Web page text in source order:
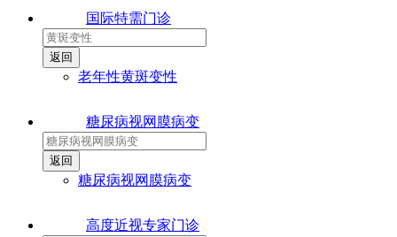
国际特需门诊
老年性黄斑变性
糖尿病视网膜病变
糖尿病视网膜病变
高度近视专家门诊